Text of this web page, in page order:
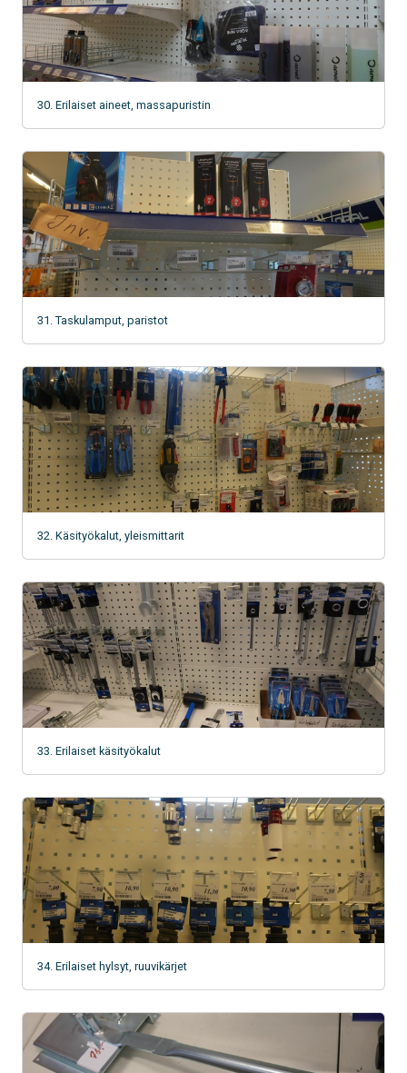
30. Erilaiset aineet, massapuristin
31. Taskulamput, paristot
32. Käsityökalut, yleismittarit
33. Erilaiset käsityökalut
34. Erilaiset hylsyt, ruuvikärjet